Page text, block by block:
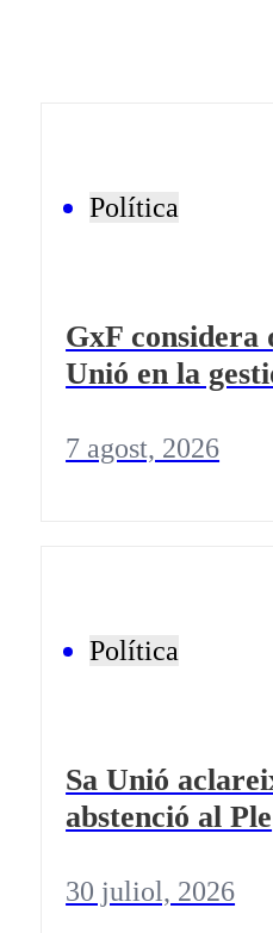
Política
GxF considera
Unió en la
7 agost, 2026
Política
Sa Unió
abstenció al Ple
30 juliol, 2026